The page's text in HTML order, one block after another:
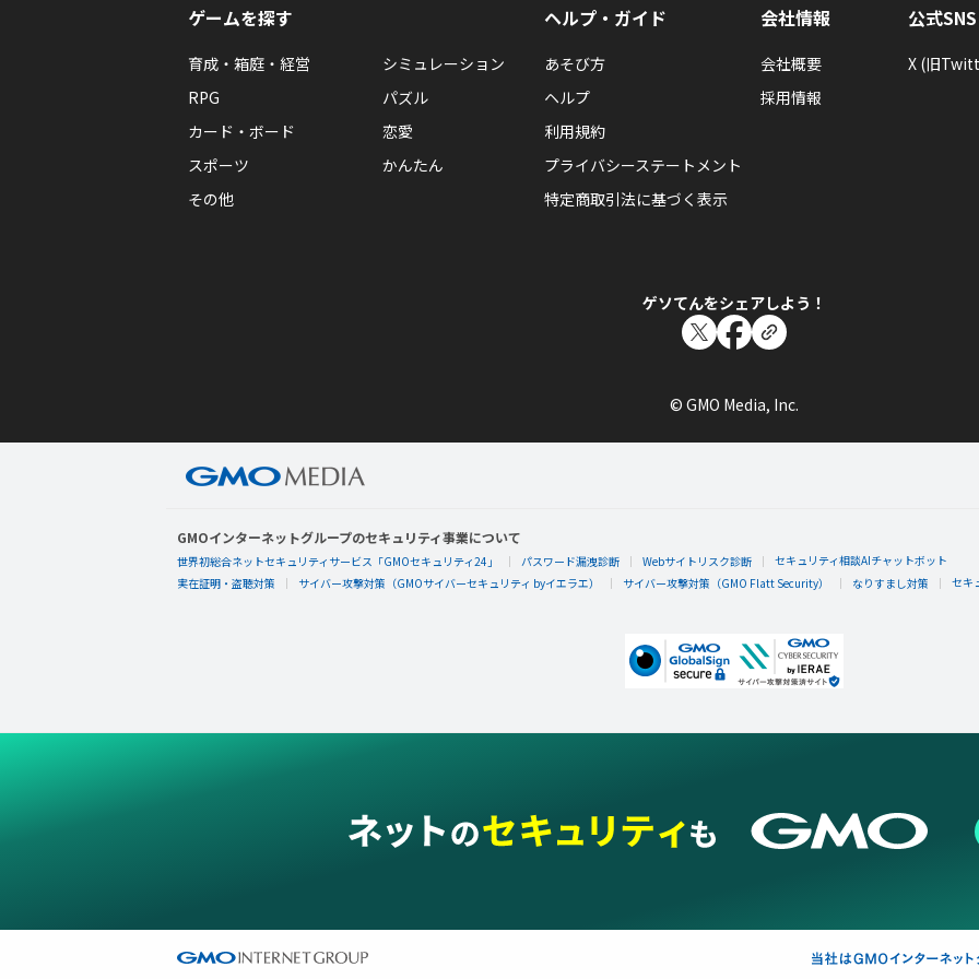
ゲームを探す
育成・箱庭・経営
シミュレーション
RPG
パズル
カード・ボード
恋愛
スポーツ
かんたん
その他
ヘルプ・ガイド
あそび方
ヘルプ
利用規約
プライバシーステートメント
特定商取引法に基づく表示
会社情報
会社概要
採用情報
公式SNS
X (旧
ゲソてんをシェアしよう！
© GMO Media, Inc.
GMOインターネットグループのセキュリティ事業について
世界初総合ネットセキュリティサービス「GMOセキュリティ24」 パスワード漏洩診断 Webサイトリスク診断
セキュリティ相談AIチャットボット
実在証明・盗聴対策
サイバー攻撃対策（GMOサイバーセキュリティ byイエラエ） サイバー攻撃対策（GMO Flatt Security） なりすまし対策 セキ